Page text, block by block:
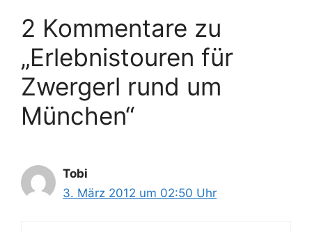
2 Kommentare zu
„Erlebnistouren für
Zwergerl rund um
München“
Tobi
3. März 2012 um 02:50 Uhr